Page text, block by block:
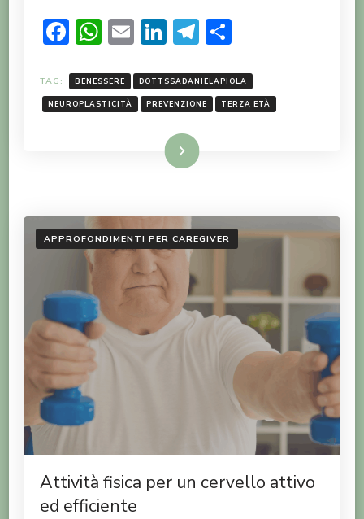
Facebook
WhatsApp
EmailLinkedIn
Telegram
TAG: BENESSERE DOTTSSADANIELAPIOLA
NEUROPLASTICITÀ PREVENZIONE TERZA ETÀ
LEGGI TUTTO
APPROFONDIMENTI PER CAREGIVER
Attività fisica per un cervello attivo
ed efficiente